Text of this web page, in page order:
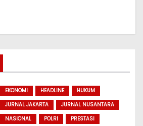
EKONOMI HEADLINE
HUKUM
JURNAL JAKARTA
JURNAL NUSANTARA
NASIONAL
POLRI
PRESTASI